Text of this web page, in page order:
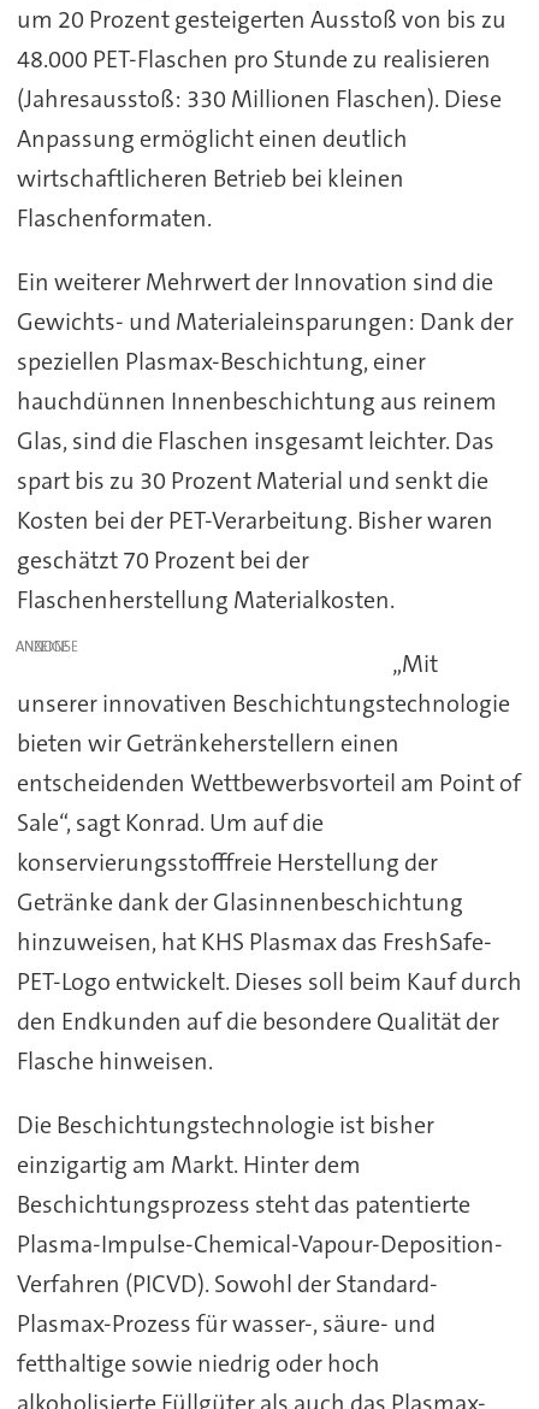
um 20 Prozent gesteigerten Ausstoß von bis zu
48.000 PET-Flaschen pro Stunde zu realisieren
(Jahresausstoß: 330 Millionen Flaschen). Diese
Anpassung ermöglicht einen deutlich
wirtschaftlicheren Betrieb bei kleinen
Flaschenformaten.
Ein weiterer Mehrwert der Innovation sind die
Gewichts- und Materialeinsparungen: Dank der
speziellen Plasmax-Beschichtung, einer
hauchdünnen Innenbeschichtung aus reinem
Glas, sind die Flaschen insgesamt leichter. Das
spart bis zu 30 Prozent Material und senkt die
Kosten bei der PET-Verarbeitung. Bisher waren
geschätzt 70 Prozent bei der
Flaschenherstellung Materialkosten.
ANZEIGE
„Mit
unserer innovativen Beschichtungstechnologie
bieten wir Getränkeherstellern einen
entscheidenden Wettbewerbsvorteil am Point of
Sale“, sagt Konrad. Um auf die
konservierungsstofffreie Herstellung der
Getränke dank der Glasinnenbeschichtung
hinzuweisen, hat KHS Plasmax das FreshSafe-
PET-Logo entwickelt. Dieses soll beim Kauf durch
den Endkunden auf die besondere Qualität der
Flasche hinweisen.
Die Beschichtungstechnologie ist bisher
einzigartig am Markt. Hinter dem
Beschichtungsprozess steht das patentierte
Plasma-Impulse-Chemical-Vapour-Deposition-
Verfahren (PICVD). Sowohl der Standard-
Plasmax-Prozess für wasser-, säure- und
fetthaltige sowie niedrig oder hoch
alkoholisierte Füllgüter als auch das Plasmax-